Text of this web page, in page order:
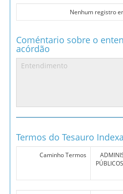
Nenhum registro
Coméntario sobre o
acórdão
Termos do Tesauro
Caminho Termos